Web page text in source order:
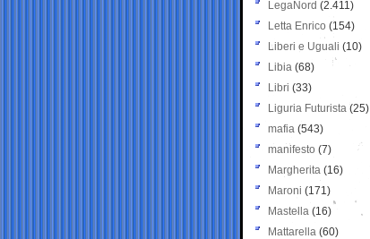
LegaNord (2.411)
Letta Enrico (154)
Liberi e Uguali (10)
Libia (68)
Libri (33)
Liguria Futurista (25)
mafia (543)
manifesto (7)
Margherita (16)
Maroni (171)
Mastella (16)
Mattarella (60)